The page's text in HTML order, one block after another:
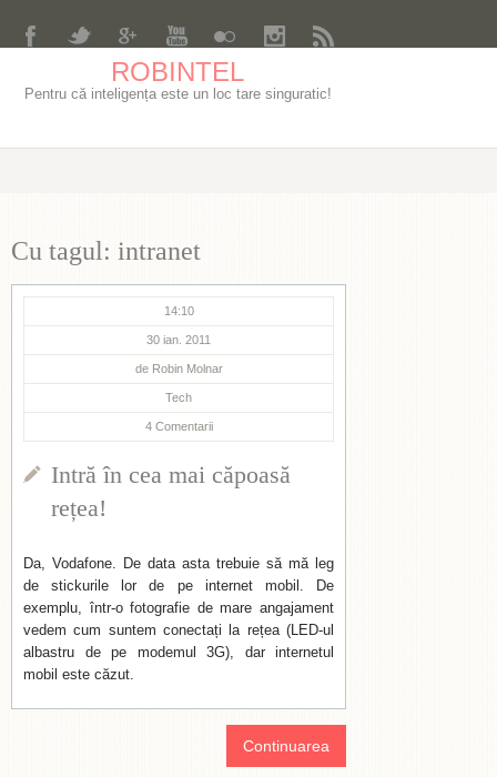
ROBINTEL
Pentru că inteligența este un loc tare singuratic!
Cu tagul: intranet
14:10
30 ian. 2011
de Robin Molnar
Tech
4 Comentarii
Intră în cea mai căpoasă
rețea!
Da, Vodafone. De data asta trebuie să mă leg
de stickurile lor de pe internet mobil. De
exemplu, într-o fotografie de mare angajament
vedem cum suntem conectați la rețea (LED-ul
albastru de pe modemul 3G), dar internetul
mobil este căzut.
Continuarea